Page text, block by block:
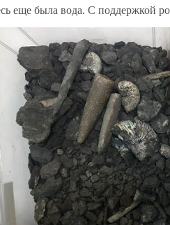
еще была вода. С поддержкой